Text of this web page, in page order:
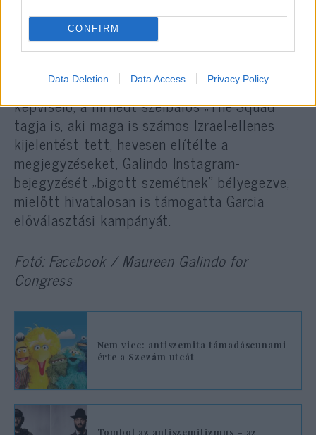
CONFIRM
Data Deletion Data Access Privacy Policy
progresszíveket is.
Még Alexandria Ocasio-Cortez New York-i
képviselő, a hírhedt szélbalos „The Squad”
tagja is, aki maga is számos Izrael-ellenes
kijelentést tett, hevesen elítélte a
megjegyzéseket, Galindo Instagram-
bejegyzését „bigott szemétnek” bélyegezve,
mielőtt hivatalosan is támogatta Garcia
előválasztási kampányát.
Fotó: Facebook / Maureen Galindo for
Congress
Nem vicc: antiszemita támadáscunami
érte a Szezám utcát
Tombol az antiszemitizmus – az